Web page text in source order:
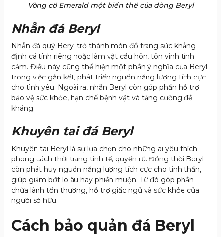
Vòng cổ Emerald một biến thể của dòng Beryl
Nhẫn đá Beryl
Nhẫn đá quý Beryl trở thành món đồ trang sức khẳng
định cá tính riêng hoặc làm vật cầu hôn, tôn vinh tình
cảm. Điều này cũng thể hiện một phần ý nghĩa của Beryl
trong việc gắn kết, phát triển nguồn năng lượng tích cực
cho tình yêu. Ngoài ra, nhẫn Beryl còn góp phần hỗ trợ
bảo vệ sức khỏe, hạn chế bệnh vặt và tăng cường đề
kháng.
Khuyên tai đá Beryl
Khuyên tai Beryl là sự lựa chọn cho những ai yêu thích
phong cách thời trang tinh tế, quyến rũ. Đồng thời Beryl
còn phát huy nguồn năng lượng tích cực cho tinh thần,
giúp giảm bớt lo âu hay phiền muộn. Từ đó góp phần
chữa lành tổn thương, hỗ trợ giấc ngủ và sức khỏe của
người sở hữu.
Cách bảo quản đá Beryl